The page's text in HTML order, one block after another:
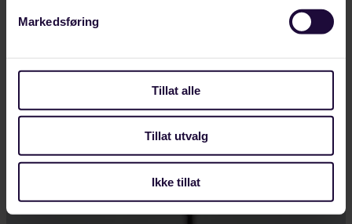
Markedsføring
Tillat alle
Tillat utvalg
Ikke tillat
JULI 28, 2026
ha noen du kan få hjelp og kunnskap fra,…